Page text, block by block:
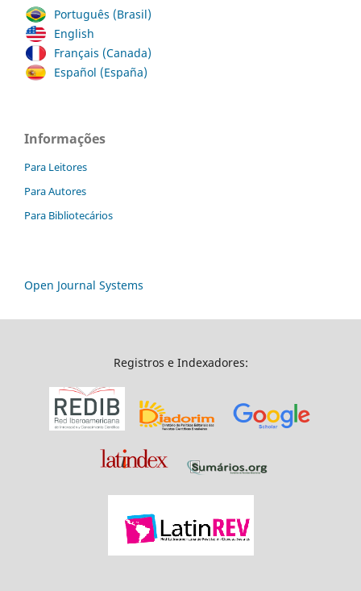
Português (Brasil)
English
Français (Canada)
Español (España)
Informações
Para Leitores
Para Autores
Para Bibliotecários
Open Journal Systems
Registros e Indexadores: